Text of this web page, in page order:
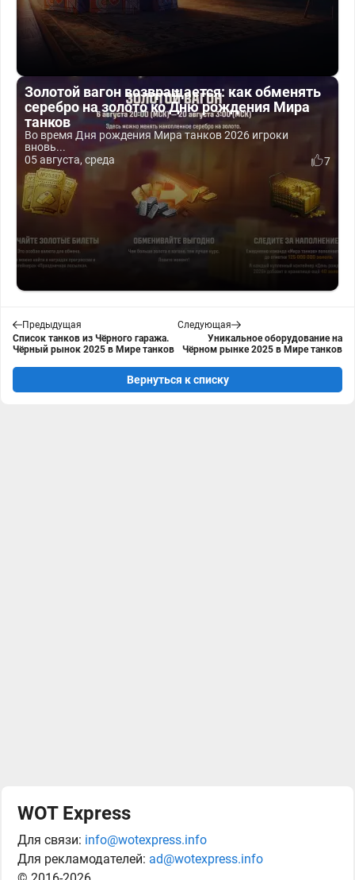
Золотой вагон возвращается: как обменять
серебро на золото ко Дню рождения Мира
танков
Во время Дня рождения Мира танков 2026 игроки
вновь...
05 августа, среда
7
Предыдущая
Список танков из Чёрного гаража.
Чёрный рынок 2025 в Мире танков
Следующая
Уникальное оборудование на
Чёрном рынке 2025 в Мире танков
Вернуться к списку
WOT Express
Для связи: info@wotexpress.info
Для рекламодателей: ad@wotexpress.info